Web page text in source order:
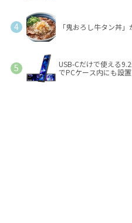
「鬼おろし牛タン丼
USB-Cだけで使える
でPCケース内にも設